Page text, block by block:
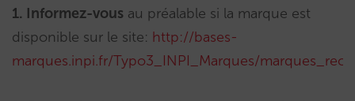
1. Informez-vous au préalable si la marque est
disponible sur le site: http://bases-
marques.inpi.fr/Typo3_INPI_Marques/